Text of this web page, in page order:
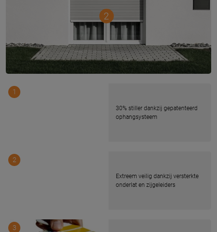
2
30% stiller dankzij gepatenteerd
ophangsysteem
1
Extreem veilig dankzij versterkte
onderlat en zijgeleiders
2
3